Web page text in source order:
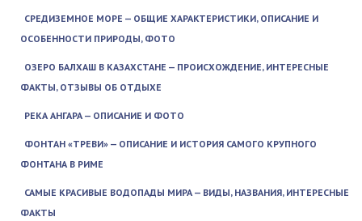
СРЕДИЗЕМНОЕ МОРЕ — ОБЩИЕ ХАРАКТЕРИСТИКИ, ОПИСАНИЕ И
ОСОБЕННОСТИ ПРИРОДЫ, ФОТО
ОЗЕРО БАЛХАШ В КАЗАХСТАНЕ — ПРОИСХОЖДЕНИЕ, ИНТЕРЕСНЫЕ
ФАКТЫ, ОТЗЫВЫ ОБ ОТДЫХЕ
РЕКА АНГАРА — ОПИСАНИЕ И ФОТО
ФОНТАН «ТРЕВИ» — ОПИСАНИЕ И ИСТОРИЯ САМОГО КРУПНОГО
ФОНТАНА В РИМЕ
САМЫЕ КРАСИВЫЕ ВОДОПАДЫ МИРА — ВИДЫ, НАЗВАНИЯ, ИНТЕРЕСНЫЕ
ФАКТЫ